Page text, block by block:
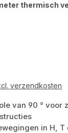
thermisch
verzendkosten
van 90 ° voor
in H, T